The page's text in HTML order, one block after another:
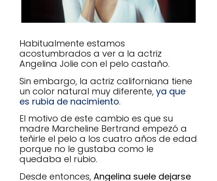
Habitualmente estamos
acostumbrados a ver a la actriz
Angelina Jolie con el pelo castaño.
Sin embargo, la actriz californiana tiene
un color natural muy diferente, ya que
es rubia de nacimiento.
El motivo de este cambio es que su
madre Marcheline Bertrand empezó a
teñirle el pelo a los cuatro años de edad
porque no le gustaba como le
quedaba el rubio.
Desde entonces, Angelina suele dejarse